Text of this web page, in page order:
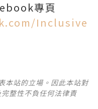
專頁
Inclusive
本站的立場。因此本站對
整性不負任何法律責